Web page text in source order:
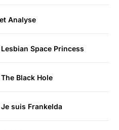
Analyse
Space Princess
Black Hole
suis Frankelda